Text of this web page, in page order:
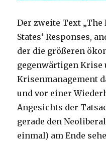
Der zweite Text „The
States‘ Responses,
der die größeren
gegenwärtigen Krise
Krisenmanagement
und vor einer
Angesichts der
gerade den
einmal) am Ende